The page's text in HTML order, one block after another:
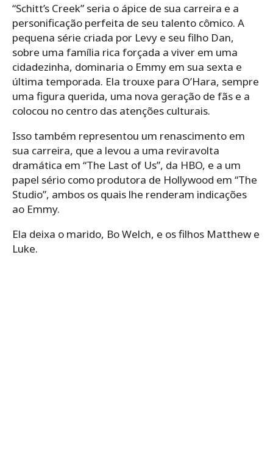
“Schitt’s Creek” seria o ápice de sua carreira e a
personificação perfeita de seu talento cômico. A
pequena série criada por Levy e seu filho Dan,
sobre uma família rica forçada a viver em uma
cidadezinha, dominaria o Emmy em sua sexta e
última temporada. Ela trouxe para O’Hara, sempre
uma figura querida, uma nova geração de fãs e a
colocou no centro das atenções culturais.
Isso também representou um renascimento em
sua carreira, que a levou a uma reviravolta
dramática em “The Last of Us”, da HBO, e a um
papel sério como produtora de Hollywood em “The
Studio”, ambos os quais lhe renderam indicações
ao Emmy.
Ela deixa o marido, Bo Welch, e os filhos Matthew e
Luke.